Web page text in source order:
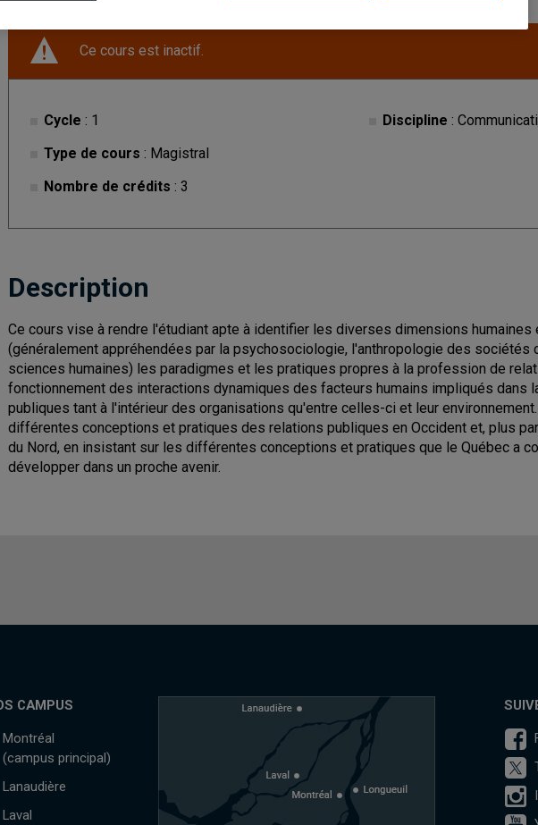
Ce cours est inactif.
Cycle : 1
Type de cours : Magistral
Nombre de crédits : 3
Discipline :
Description
Ce cours vise à rendre l'étudiant apte à identifier les diverses dimensions humaines
(généralement appréhendées par la psychosociologie, l'anthropologie des sociétés
sciences humaines) les paradigmes et les pratiques propres à la profession de
fonctionnement des interactions dynamiques des facteurs humains impliqués dans
publiques tant à l'intérieur des organisations qu'entre celles-ci et leur
différentes conceptions et pratiques des relations publiques en Occident et, plus
du Nord, en insistant sur les différentes conceptions et pratiques que le Québec a
développer dans un proche avenir.
CAMPUS
Montréal
(campus principal)
Lanaudière
Laval